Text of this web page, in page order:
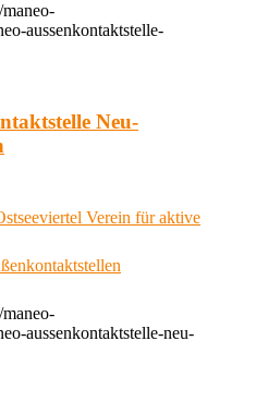
aussenkontaktstelle-
Neu-
Verein für aktive
aussenkontaktstelle-neu-